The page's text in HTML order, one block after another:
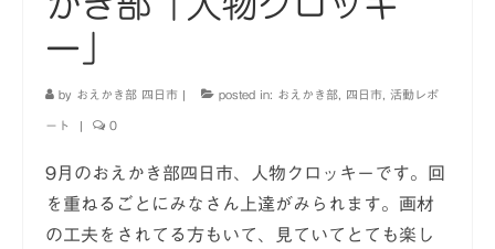
ー」
by おえかき部 四日市 | posted in: おえかき部 四日市 活動レポ
ート | 0
9月のおえかき部四日市、人物クロッキーです。回
を重ねるごとにみなさん上達がみられます。画材
の工夫をされてる方もいて、見ていてとても楽し